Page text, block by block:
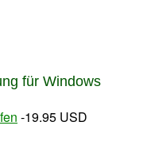
für Windows
-19.95 USD